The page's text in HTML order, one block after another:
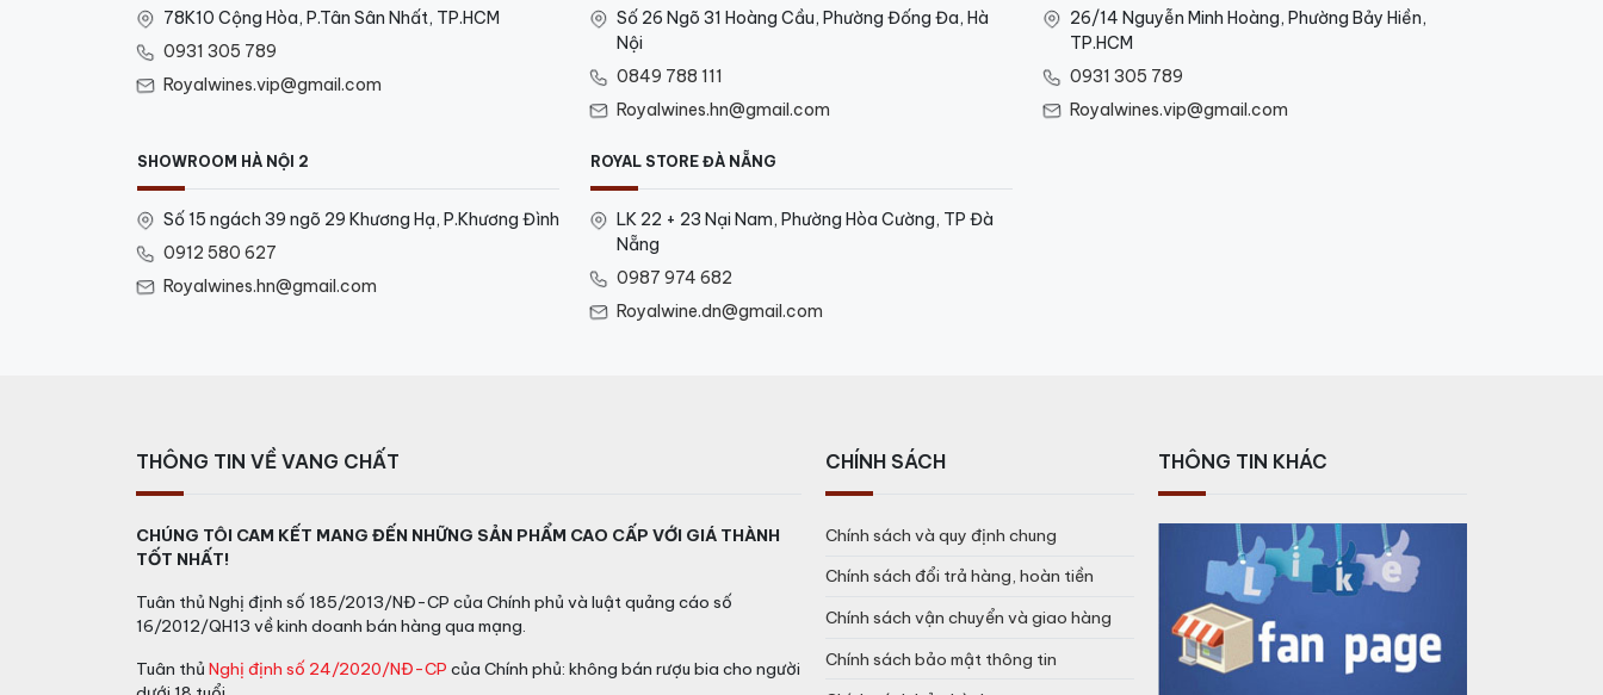
78K10 Cộng Hòa, P.Tân Sân Nhất, TP.HCM
0931 305 789
Royalwines.vip@gmail.com
Số 26 Ngõ 31 Hoàng Cầu, Phường Đống Đa, Hà
Nội
0849 788 111
Royalwines.hn@gmail.com
26/14 Nguyễn Minh Hoàng, Phường Bảy Hiền,
TP.HCM
0931 305 789
Royalwines.vip@gmail.com
SHOWROOM HÀ NỘI 2
Số 15 ngách 39 ngõ 29 Khương Hạ, P.Khương Đình
0912 580 627
Royalwines.hn@gmail.com
ROYAL STORE ĐÀ NẴNG
LK 22 + 23 Nại Nam, Phường Hòa Cường, TP Đà
Nẵng
0987 974 682
Royalwine.dn@gmail.com
THÔNG TIN VỀ VANG CHẤT
CHÚNG TÔI CAM KẾT MANG ĐẾN NHỮNG SẢN PHẨM CAO CẤP VỚI GIÁ THÀNH
TỐT NHẤT!
Tuân thủ Nghị định số 185/2013/NĐ-CP của Chính phủ và luật quảng cáo số
16/2012/QH13 về kinh doanh bán hàng qua mạng.
Tuân thủ Nghị định số 24/2020/NĐ-CP của Chính phủ: không bán rượu bia cho người
CHÍNH SÁCH
Chính sách và quy định chung
Chính sách đổi trả hàng, hoàn tiền
Chính sách vận chuyển và giao hàng
Chính sách bảo mật thông tin
THÔNG TIN KHÁC